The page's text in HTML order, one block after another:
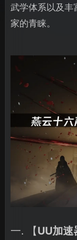
武学体系以及丰
家的青睐。
一. 【UU加速